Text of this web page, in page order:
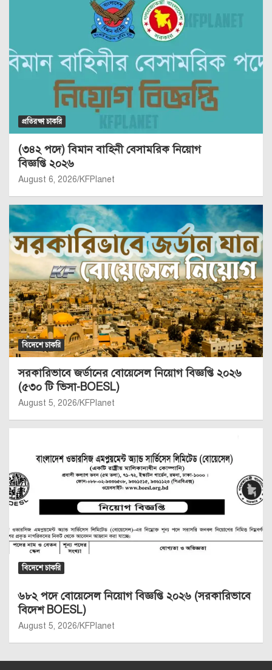
প্রতিরক্ষা চাকরি
(৩৪২ পদে) বিমান বাহিনী বেসামরিক নিয়োগ
বিজ্ঞপ্তি ২০২৬
August 6, 2026 KFPlanet
বিদেশে চাকরি
সরকারিভাবে জর্ডানের বোয়েসেল নিয়োগ বিজ্ঞপ্তি ২০২৬
(৫৩০ টি ভিসা-BOESL)
August 5, 2026 KFPlanet
বিদেশে চাকরি
৬৮২ পদে বোয়েসেল নিয়োগ বিজ্ঞপ্তি ২০২৬ (সরকারিভাবে
বিদেশ BOESL)
August 5, 2026 KFPlanet